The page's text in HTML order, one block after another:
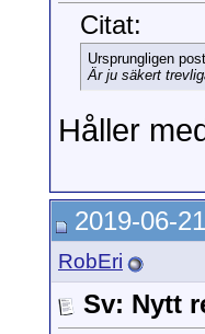
Citat:
Ursprungligen
Är ju säkert
Håller
2019-06-
RobEri
Sv: Nytt